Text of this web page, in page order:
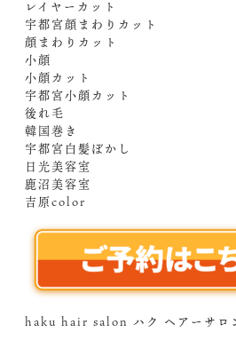
レイヤーカット
宇都宮顔まわりカット
顔まわりカット
小顔
小顔カット
宇都宮小顔カット
後れ毛
韓国巻き
宇都宮白髪ぼかし
日光美容室
鹿沼美容室
吉原color
haku hair salon ハク ヘアーサロ